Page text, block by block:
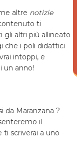
altre notizie
ti
altri più allineato
che i poli didattici
intoppi, e
anno!
da Maranzana ?
il
scriverai a uno